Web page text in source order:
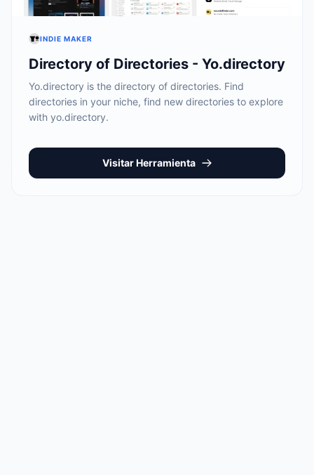
INDIE MAKER
Directory of Directories - Yo.directory
Yo.directory is the directory of directories. Find
directories in your niche, find new directories to explore
with yo.directory.
Visitar Herramienta